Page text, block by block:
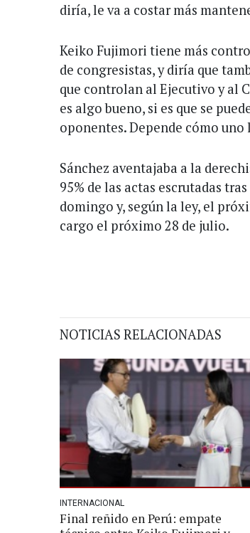
diría, le va a costar más
Keiko Fujimori tiene más
de congresistas, y diría que
que controlan al Ejecutivo y al
es algo bueno, si es que se
oponentes. Depende cómo
Sánchez aventajaba a la
95% de las actas escrutadas
domingo y, según la ley, el
cargo el próximo 28 de julio.
NOTICIAS RELACIONADAS
INTERNACIONAL
Final reñido en Perú: empate